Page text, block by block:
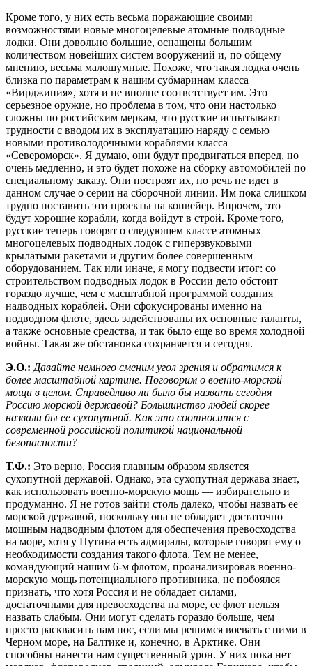
Кроме того, у них есть весьма поражающие своими
возможностями новые многоцелевые атомные подводные
лодки. Они довольно большие, оснащены большим
количеством новейших систем вооружений и, по общему
мнению, весьма малошумные. Похоже, что такая лодка очень
близка по параметрам к нашим субмаринам класса
«Вирджиния», хотя и не вполне соответствует им. Это
серьезное оружие, но проблема в том, что они настолько
сложны по российским меркам, что русские испытывают
трудности с вводом их в эксплуатацию наряду с семью
новыми противолодочными кораблями класса
«Североморск». Я думаю, они будут продвигаться вперед, но
очень медленно, и это будет похоже на сборку автомобилей по
специальному заказу. Они построят их, но речь не идет в
данном случае о серии на сборочной линии. Им пока слишком
трудно поставить эти проекты на конвейер. Впрочем, это
будут хорошие корабли, когда войдут в строй. Кроме того,
русские теперь говорят о следующем классе атомных
многоцелевых подводных лодок с гиперзвуковыми
крылатыми ракетами и другим более совершенным
оборудованием. Так или иначе, я могу подвести итог: со
строительством подводных лодок в России дело обстоит
гораздо лучше, чем с масштабной программой создания
надводных кораблей. Они сфокусированы именно на
подводном флоте, здесь задействованы их основные таланты,
а также основные средства, и так было еще во время холодной
войны. Такая же обстановка сохраняется и сегодня.
Э.O.: Давайте немного сменим угол зрения и обратимся к
более масштабной картине. Поговорим о военно-морской
мощи в целом. Справедливо ли было бы назвать сегодня
Россию морской державой? Большинство людей скорее
назвали бы ее сухопутной. Как это соотносится с
современной российской политикой национальной
безопасности?
Т.Ф.: Это верно, Россия главным образом является
сухопутной державой. Однако, эта сухопутная держава знает,
как использовать военно-морскую мощь — избирательно и
продуманно. Я не готов зайти столь далеко, чтобы назвать ее
морской державой, поскольку она не обладает достаточно
мощным надводным флотом для обеспечения превосходства
на море, хотя у Путина есть адмиралы, которые говорят ему о
необходимости создания такого флота. Тем не менее,
командующий нашим 6-м флотом, проанализировав военно-
морскую мощь потенциального противника, не побоялся
признать, что хотя Россия и не обладает силами,
достаточными для превосходства на море, ее флот нельзя
назвать слабым. Они могут сделать гораздо больше, чем
просто расквасить нам нос, если мы решимся воевать с ними в
Черном море, на Балтике и, конечно, в Арктике. Они
способны нанести нам существенный урон. У них пока нет